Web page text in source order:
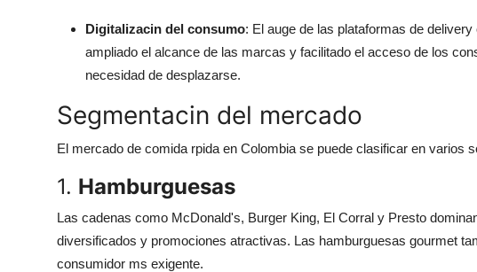
Support Number
Digitalizacin del consumo: El auge de las plataformas de
ampliado el alcance de las marcas y facilitado el acceso de los
necesidad de desplazarse.
Segmentacin del mercado
El mercado de comida rpida en Colombia se puede clasificar en varios
1. Hamburguesas
Las cadenas como McDonald's, Burger King, El Corral y Presto
diversificados y promociones atractivas. Las hamburguesas gourmet
consumidor ms exigente.